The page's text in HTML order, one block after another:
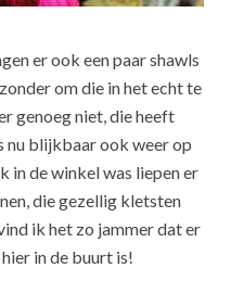
er ook een paar shawls
om die in het echt te
genoeg niet, die heeft
nu blijkbaar ook weer op
in de winkel was liepen er
die gezellig kletsten
ik het zo jammer dat er
in de buurt is!